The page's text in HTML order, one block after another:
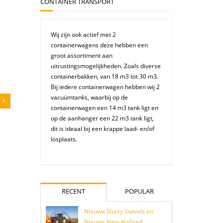
Wij zijn ook actief met 2
containerwagens deze hebben een
groot assortiment aan
uitrustingsmogelijkheden. Zoals diverse
containerbakken, van 18 m3 tot 30 m3.
Bij iedere containerwagen hebben wij 2
vacuümtanks, waarbij op de
containerwagen een 14 m3 tank ligt en
op de aanhanger een 22 m3 tank ligt,
dit is ideaal bij een krappe laad- en/of
losplaats.
RECENT POPULAR
Nieuwe Slurry Swivels en